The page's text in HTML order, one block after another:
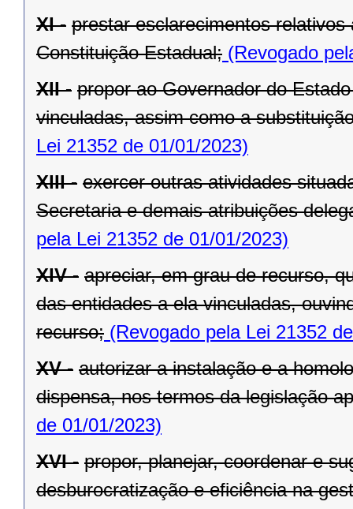
XI - prestar esclarecimentos
Constituição Estadual; (Revogado
XII - propor ao Governador do
vinculadas, assim como a
Lei 21352 de 01/01/2023)
XIII - exercer outras atividades
Secretaria e demais atribuições
pela Lei 21352 de 01/01/2023)
XIV - apreciar, em grau de recurso,
das entidades a ela vinculadas,
recurso; (Revogado pela Lei 21352
XV - autorizar a instalação e a
dispensa, nos termos da legislação
de 01/01/2023)
XVI - propor, planejar, coordenar e
desburocratização e eficiência na